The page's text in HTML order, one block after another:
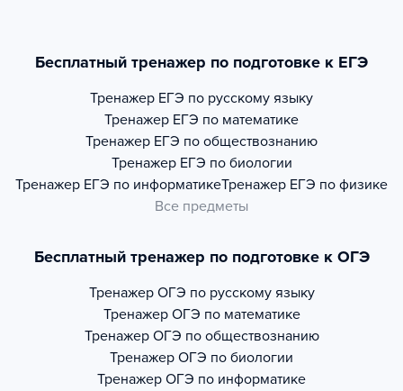
Бесплатный тренажер по подготовке к ЕГЭ
Тренажер ЕГЭ по русскому языку
Тренажер ЕГЭ по математике
Тренажер ЕГЭ по обществознанию
Тренажер ЕГЭ по биологии
Тренажер ЕГЭ по информатикеТренажер ЕГЭ по физике
Все предметы
Бесплатный тренажер по подготовке к ОГЭ
Тренажер ОГЭ по русскому языку
Тренажер ОГЭ по математике
Тренажер ОГЭ по обществознанию
Тренажер ОГЭ по биологии
Тренажер ОГЭ по информатике